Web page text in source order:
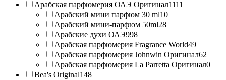
Арабская парфюмерия ОАЭ Оригинал1111
Арабский мини парфюм 30 ml10
Арабский мини-парфюм 50ml28
Арабские духи ОАЭ998
Арабская парфюмерия Fragrance World49
Арабская парфюмерия Johnwin Оригинал62
Арабская парфюмерия La Parretta Оригинал0
Bea's Original148